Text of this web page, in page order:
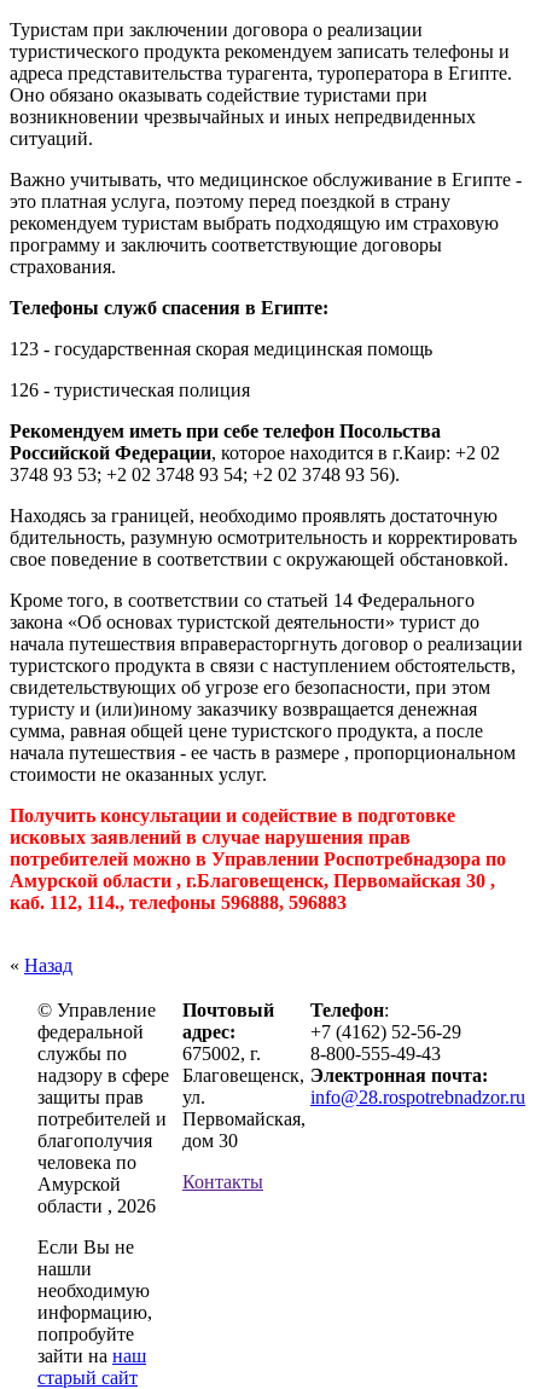
Туристам при заключении договора о реализации
туристического продукта рекомендуем записать телефоны и
адреса представительства турагента, туроператора в Египте.
Оно обязано оказывать содействие туристами при
возникновении чрезвычайных и иных непредвиденных
ситуаций.
Важно учитывать, что медицинское обслуживание в Египте -
это платная услуга, поэтому перед поездкой в страну
рекомендуем туристам выбрать подходящую им страховую
программу и заключить соответствующие договоры
страхования.
Телефоны служб спасения в Египте:
123 - государственная скорая медицинская помощь
126 - туристическая полиция
Рекомендуем иметь при себе телефон Посольства
Российской Федерации, которое находится в г.Каир: +2 02
3748 93 53; +2 02 3748 93 54; +2 02 3748 93 56).
Находясь за границей, необходимо проявлять достаточную
бдительность, разумную осмотрительность и корректировать
свое поведение в соответствии с окружающей обстановкой.
Кроме того, в соответствии со статьей 14 Федерального
закона «Об основах туристской деятельности» турист до
начала путешествия вправерасторгнуть договор о реализации
туристского продукта в связи с наступлением обстоятельств,
свидетельствующих об угрозе его безопасности, при этом
туристу и (или)иному заказчику возвращается денежная
сумма, равная общей цене туристского продукта, а после
начала путешествия - ее часть в размере , пропорциональном
стоимости не оказанных услуг.
Получить консультации и содействие в подготовке
исковых заявлений в случае нарушения прав
потребителей можно в Управлении Роспотребнадзора по
Амурской области , г.Благовещенск, Первомайская 30 ,
каб. 112, 114., телефоны 596888, 596883
« Назад
© Управление
федеральной
службы по
надзору в сфере
защиты прав
потребителей и
благополучия
человека по
Амурской
области , 2026
Если Вы не
нашли
необходимую
информацию,
попробуйте
зайти на наш
старый сайт
Почтовый
адрес:
675002, г.
Благовещенск,
ул.
Первомайская,
дом 30
Контакты
Телефон:
+7 (4162) 52-56-29
8-800-555-49-43
Электронная почта:
info@28.rospotrebnadzor.ru